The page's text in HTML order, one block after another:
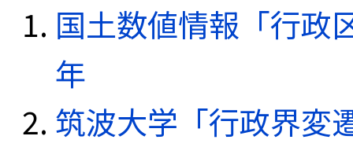
国土数値情報「行政
年
筑波大学「行政界変